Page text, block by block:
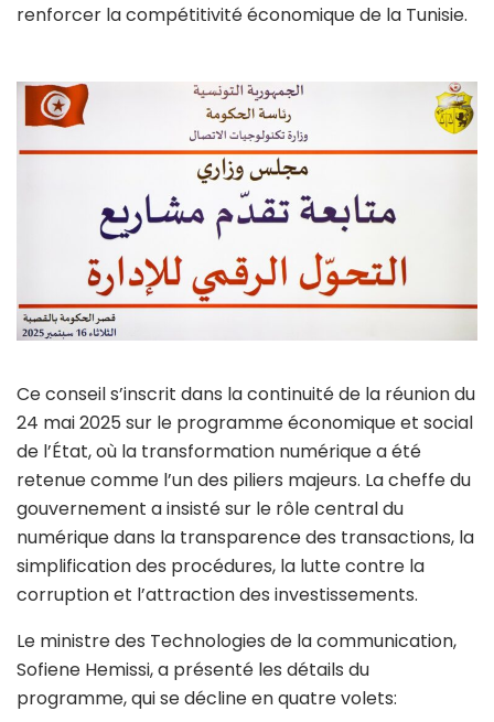
renforcer la compétitivité économique de la Tunisie.
Ce conseil s’inscrit dans la continuité de la réunion du
24 mai 2025 sur le programme économique et social
de l’État, où la transformation numérique a été
retenue comme l’un des piliers majeurs. La cheffe du
gouvernement a insisté sur le rôle central du
numérique dans la transparence des transactions, la
simplification des procédures, la lutte contre la
corruption et l’attraction des investissements.
Le ministre des Technologies de la communication,
Sofiene Hemissi, a présenté les détails du
programme, qui se décline en quatre volets: